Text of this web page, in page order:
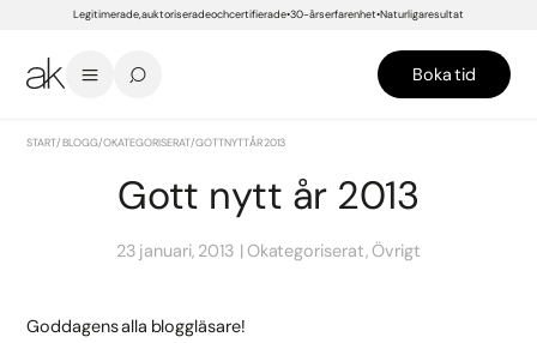
Legitimerade, auktoriserade och certifierade 30-års erfarenhet Naturliga resultat
Boka tid
START/BLOGG/OKATEGORISERAT/GOTT NYTT ÅR 2013
Gott nytt år 2013
23 januari, 2013 Okategoriserat, Övrigt
Goddagens alla bloggläsare!